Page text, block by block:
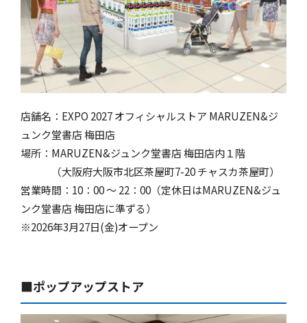
店舗名：EXPO 2027 オフィシャルストア MARUZEN&ジ
ュンク堂書店 梅田店
場所：MARUZEN&ジュンク堂書店 梅田店内１階
（大阪府大阪市北区茶屋町7-20 チャスカ茶屋町）
営業時間：10：00 〜 22：00（定休日はMARUZEN&ジュ
ンク堂書店 梅田店に準ずる）
※2026年3月27日(金)オープン
■ポップアップストア